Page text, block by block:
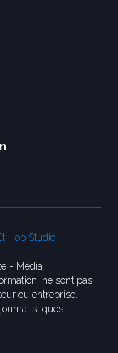
Hop Studio
- Média
ne sont pas
ou entreprise.